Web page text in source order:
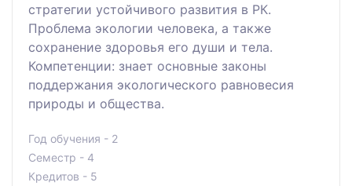
стратегии устойчивого развития в РК.
Проблема экологии человека, а также
сохранение здоровья его души и тела.
Компетенции: знает основные законы
поддержания экологического равновесия
природы и общества.
Год обучения - 2
Семестр - 4
Кредитов - 5